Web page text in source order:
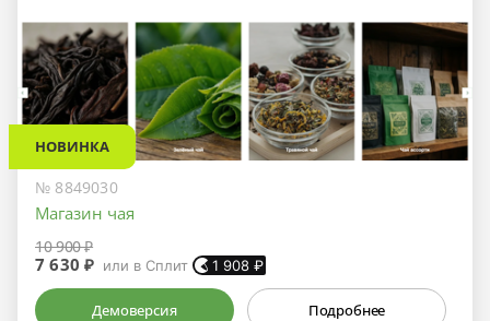
НОВИНКА
№ 8849030
Магазин чая
10 900 ₽
7 630 ₽ или в Сплит 1 908 ₽
Демоверсия Подробнее